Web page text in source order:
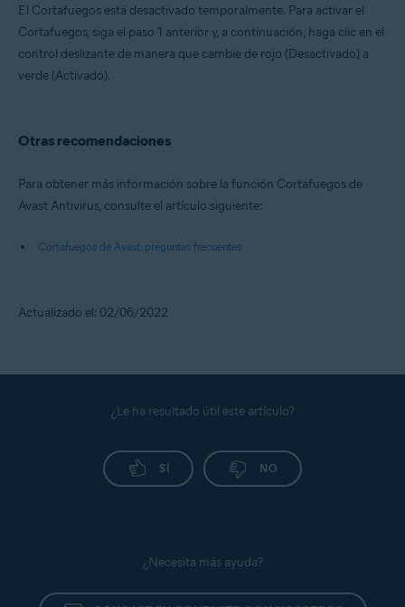
El Cortafuegos está desactivado temporalmente. Para activar el
Cortafuegos, siga el paso 1 anterior y, a continuación, haga clic en el
control deslizante de manera que cambie de rojo (Desactivado) a
verde (Activado).
Otras recomendaciones
Para obtener más información sobre la función Cortafuegos de
Avast Antivirus, consulte el artículo siguiente:
Cortafuegos de Avast: preguntas frecuentes
Actualizado el: 02/06/2022
¿Le ha resultado útil este artículo?
SÍ NO
¿Necesita más ayuda?